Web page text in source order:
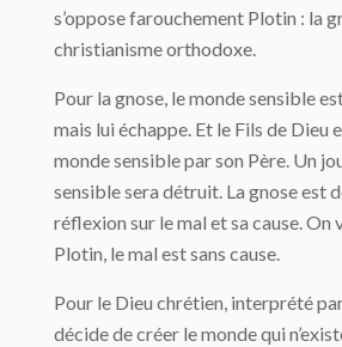
s’oppose farouchement Plotin : la
christianisme orthodoxe.
Pour la gnose, le monde sensible
mais lui échappe. Et le Fils de Dieu
monde sensible par son Père. Un
sensible sera dé­truit. La gnose est
réflexion sur le mal et sa cause. On
Plotin, le mal est sans cause.
Pour le Dieu chrétien, interprété
décide de créer le monde qui